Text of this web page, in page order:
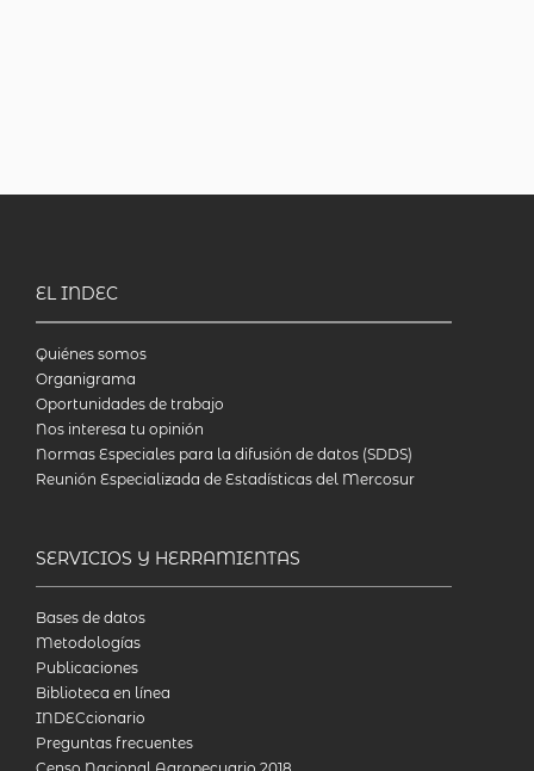
EL INDEC
Quiénes somos
Organigrama
Oportunidades de trabajo
Nos interesa tu opinión
Normas Especiales para la difusión de datos (SDDS)
Reunión Especializada de Estadísticas del Mercosur
SERVICIOS Y HERRAMIENTAS
Bases de datos
Metodologías
Publicaciones
Biblioteca en línea
INDECcionario
Preguntas frecuentes